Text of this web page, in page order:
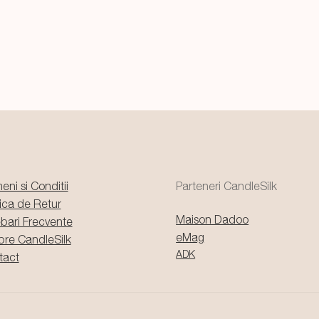
si Conditii
de Retur
Frecvente
CandleSilk
Parteneri CandleSilk
Maison Dadoo
eMag
ADK